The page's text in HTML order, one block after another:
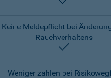
Keine Meldepflicht bei
Rauchverhaltens
Weniger zahlen bei